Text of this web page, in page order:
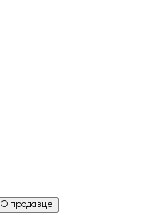
О продавце